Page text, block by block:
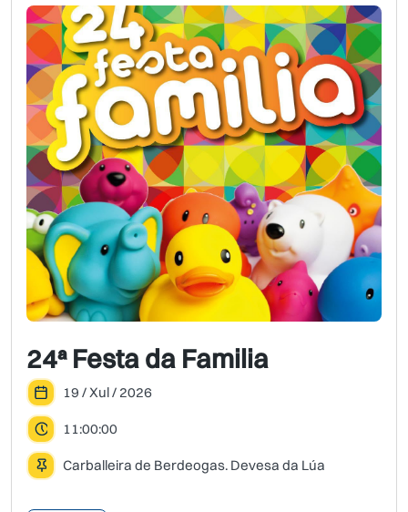
24ª Festa da Familia
19 / Xul / 2026
11:00:00
Carballeira de Berdeogas. Devesa da Lúa